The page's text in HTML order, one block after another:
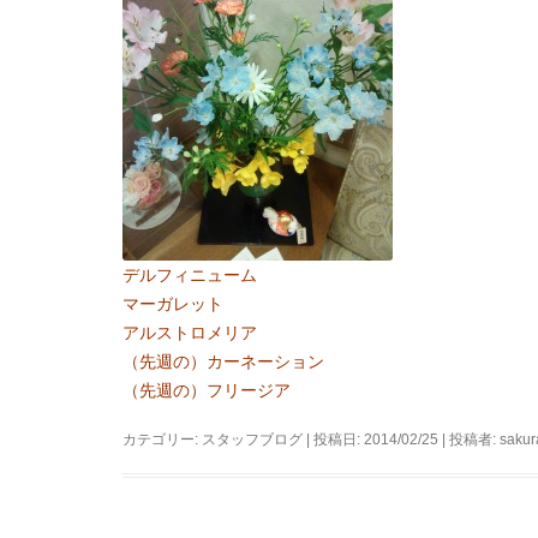
デルフィニューム
マーガレット
アルストロメリア
（先週の）カーネーション
（先週の）フリージア
カテゴリー: スタッフブログ | 投稿日: 2014/02/25 | 投稿者: